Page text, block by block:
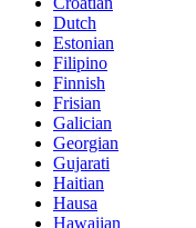
Dutch
Estonian
Filipino
Finnish
Frisian
Galician
Georgian
Gujarati
Haitian
Hausa
Hawaiian